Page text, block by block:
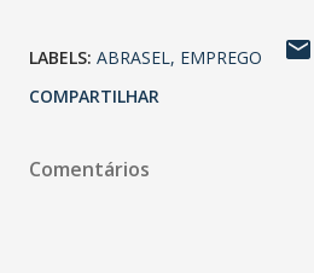
LABELS: ABRASEL EMPREGO
COMPARTILHAR
Comentários